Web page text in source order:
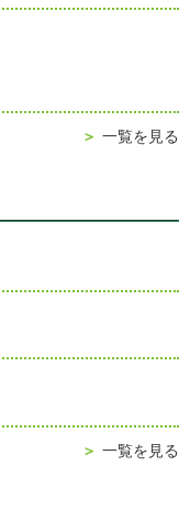
＞ 一覧を見る
＞ 一覧を見る